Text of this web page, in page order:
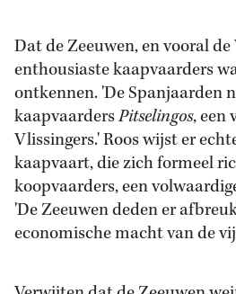
Dat de Zeeuwen, en vooral
enthousiaste kaapvaarders
ontkennen. 'De Spanjaarden
kaapvaardersPitselingos, een
Vlissingers.' Roos wijst er
kaapvaart, die zich formeel
koopvaarders, een
'De Zeeuwen deden er
economische macht van de